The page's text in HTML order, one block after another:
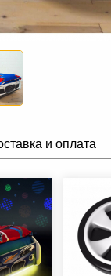
и оплата